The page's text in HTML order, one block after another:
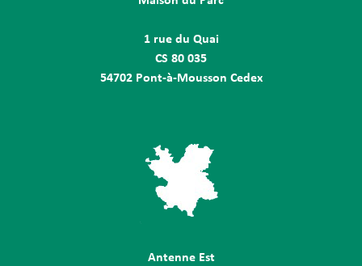
1 rue du Quai
CS 80 035
54702 Pont-à-Mousson Cedex
Antenne Est